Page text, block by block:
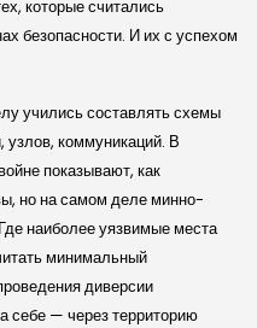
которые считались
безопасности. И их с успехом
учились составлять схемы
коммуникаций. В
показывают, как
но на самом деле минно-
наиболее уязвимые места
минимальный
диверсии
себе — через территорию